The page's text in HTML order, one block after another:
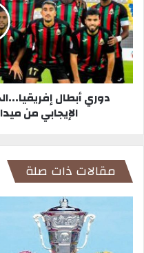
دوري أبطال
الإيجابي من
مقالات ذات صلة